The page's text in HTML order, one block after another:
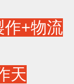
作+物流
天